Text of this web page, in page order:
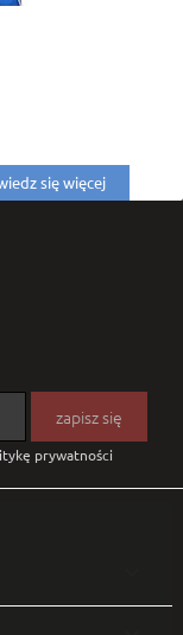
się więcej
prywatności